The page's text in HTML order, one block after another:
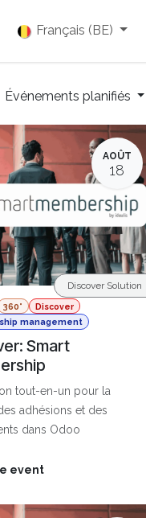
Français (BE)
Événements planifiés
AOÛT
18
360°
Discover
management
Smart
tout-en-un pour la
adhésions et des
dans Odoo
Discover Solution
event